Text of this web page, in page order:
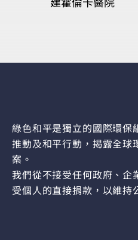
綠色和平是獨立的國際環保
推動及和平行動，揭露全球
案。
我們從不接受任何政府、企
受個人的直接捐款，以維持